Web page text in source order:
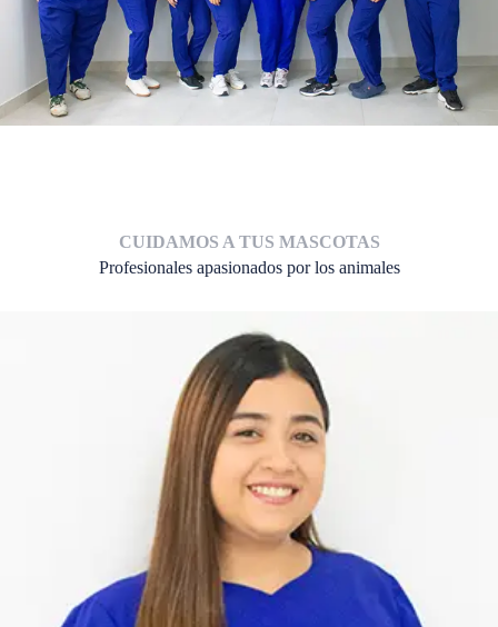
CUIDAMOS A TUS MASCOTAS
Profesionales apasionados por los animales